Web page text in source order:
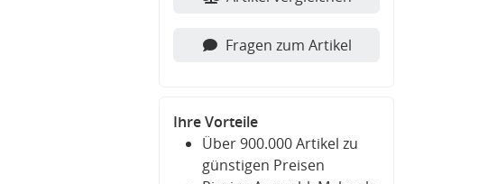
Fragen zum Artikel
Ihre Vorteile
Über 900.000 Artikel zu
günstigen Preisen